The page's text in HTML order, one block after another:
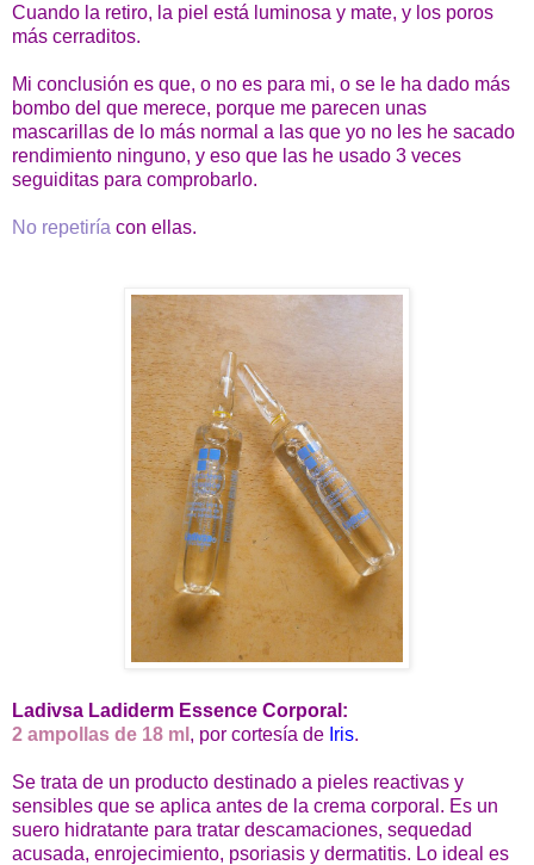
Cuando la retiro, la piel está luminosa y mate, y los poros
más cerraditos.
Mi conclusión es que, o no es para mi, o se le ha dado más
bombo del que merece, porque me parecen unas
mascarillas de lo más normal a las que yo no les he sacado
rendimiento ninguno, y eso que las he usado 3 veces
seguiditas para comprobarlo.
No repetiría con ellas.
Ladivsa Ladiderm Essence Corporal:
2 ampollas de 18 ml , por cortesía de Iris.
Se trata de un producto destinado a pieles reactivas y
sensibles que se aplica antes de la crema corporal. Es un
suero hidratante para tratar descamaciones, sequedad
acusada, enrojecimiento, psoriasis y dermatitis. Lo ideal es